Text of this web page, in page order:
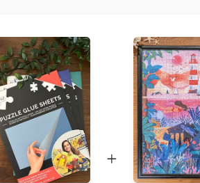
Maße
Material
Verpackung